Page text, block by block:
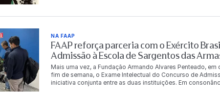
11 de outubro de 2026 e reúne obras que serão vistas no
Espanha. O conjunto reúne obras integrantes de
Miró Barcelona, a Fundação Miró Mallorca, o Museu de
seleção que evidencia a diversidade da produção do
materiais ao longo de mais de seis décadas de carreira.
nomes da arte do século XX. Sua produção abrange
tapeçaria, consolidou uma linguagem visual singular,
Suas formas orgânicas, símbolos oníricos e intenso uso
NA FAAP
FAAP reforça parceria com o Exército
Admissão à Escola de Sargentos das
Mais uma vez, a Fundação Armando Alvares Penteado,
fim de semana, o Exame Intelectual do Concurso de
iniciativa conjunta entre as duas instituições. Em